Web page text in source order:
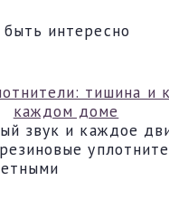
интересно
тишина и
каждом доме
звук и каждое